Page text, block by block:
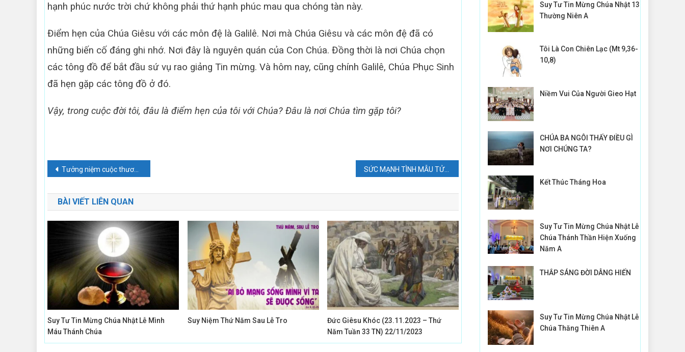
hạnh phúc nước trời chứ không phải thứ hạnh phúc mau qua chóng tàn này.
Điểm hẹn của Chúa Giêsu với các môn đệ là Galilê. Nơi mà Chúa Giêsu và các môn đệ đã có
những biến cố đáng ghi nhớ. Nơi đây là nguyên quán của Con Chúa. Đồng thời là nơi Chúa chọn
các tông đồ để bắt đầu sứ vụ rao giảng Tin mừng. Và hôm nay, cũng chính Galilê, Chúa Phục Sinh
đã hẹn gặp các tông đồ ở đó.
Vậy, trong cuộc đời tôi, đâu là điểm hẹn của tôi với Chúa? Đâu là nơi Chúa tìm gặp tôi?
Điều
hướng
bài
Tưởng niệm cuộc thương khó của Chúa. SỨC MẠNH TÌNH MẪU TỬ.
BÀI VIẾT LIÊN QUAN
Suy Tư Tin Mừng Chúa Nhật Lễ Mình
Máu Thánh Chúa
Suy Niệm Thứ Năm Sau Lễ Tro
Đức Giêsu Khóc (23.11.2023 – Thứ
Năm Tuần 33 TN) 22/11/2023
Suy Tư Tin Mừng Chúa Nhật 13
Thường Niên A
Tôi Là Con Chiên Lạc (Mt 9,36-
10,8)
Niềm Vui Của Người Gieo Hạt
CHÚA BA NGÔI THẤY ĐIỀU GÌ
NƠI CHÚNG TA?
Kết Thúc Tháng Hoa
Suy Tư Tin Mừng Chúa Nhật Lễ
Chúa Thánh Thần Hiện Xuống
Năm A
THẮP SÁNG ĐỜI DÂNG HIẾN
Suy Tư Tin Mừng Chúa Nhật Lễ
Chúa Thăng Thiên A